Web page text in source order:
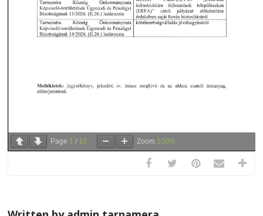
Page 1 / 10 Zoom 100%